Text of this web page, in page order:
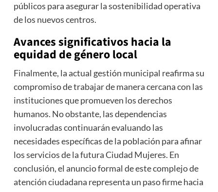
públicos para asegurar la sostenibilidad operativa
de los nuevos centros.
Avances significativos hacia la
equidad de género local
Finalmente, la actual gestión municipal reafirma su
compromiso de trabajar de manera cercana con las
instituciones que promueven los derechos
humanos. No obstante, las dependencias
involucradas continuarán evaluando las
necesidades específicas de la población para afinar
los servicios de la futura Ciudad Mujeres. En
conclusión, el anuncio formal de este complejo de
atención ciudadana representa un paso firme hacia